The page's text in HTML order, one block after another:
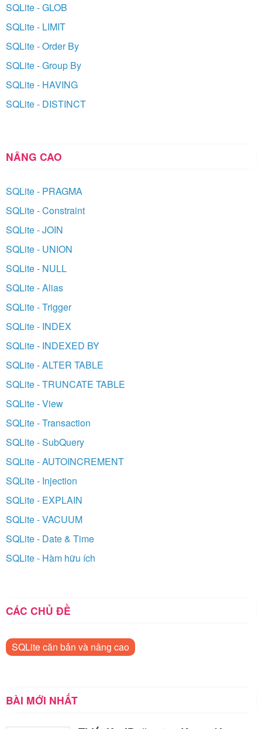
SQLite - GLOB
SQLite - LIMIT
SQLite - Order By
SQLite - Group By
SQLite - HAVING
SQLite - DISTINCT
NÂNG CAO
SQLite - PRAGMA
SQLite - Constraint
SQLite - JOIN
SQLite - UNION
SQLite - NULL
SQLite - Alias
SQLite - Trigger
SQLite - INDEX
SQLite - INDEXED BY
SQLite - ALTER TABLE
SQLite - TRUNCATE TABLE
SQLite - View
SQLite - Transaction
SQLite - SubQuery
SQLite - AUTOINCREMENT
SQLite - Injection
SQLite - EXPLAIN
SQLite - VACUUM
SQLite - Date & Time
SQLite - Hàm hữu ích
CÁC CHỦ ĐỀ
SQLite căn bản và nâng cao
BÀI MỚI NHẤT